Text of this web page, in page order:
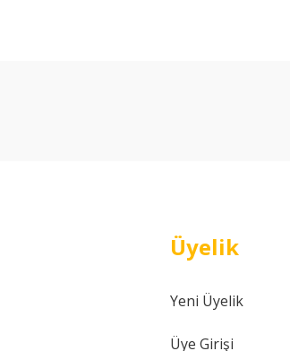
Üyelik
Yeni Üyelik
Üye Girişi